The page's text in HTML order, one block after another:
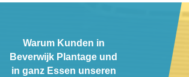
Warum Kunden in
Beverwijk Plantage und
in ganz Essen unseren